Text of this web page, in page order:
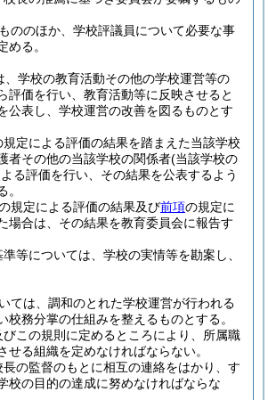
ののほか、学校評議員について必要な事
める。
、学校の教育活動その他の学校運営等の
評価を行い、教育活動等に反映させると
公表し、学校運営の改善を図るものとす
規定による評価の結果を踏まえた当該学校
者その他の当該学校の関係者(当該学校の
る評価を行い、その結果を公表するよう
。
規定による評価の結果及び前項の規定に
場合は、その結果を教育委員会に報告す
等については、学校の実情等を勘案し、
ては、調和のとれた学校運営が行われる
校務分掌の仕組みを整えるものとする。
この規則に定めるところにより、所属職
せる組織を定めなければならない。
の監督のもとに相互の連絡をはかり、す
校の目的の達成に努めなければならな